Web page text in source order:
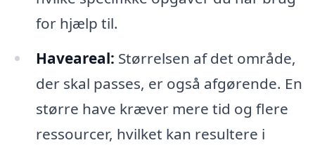
for hjælp til.
Haveareal: Størrelsen af det område,
der skal passes, er også afgørende. En
større have kræver mere tid og flere
ressourcer, hvilket kan resultere i